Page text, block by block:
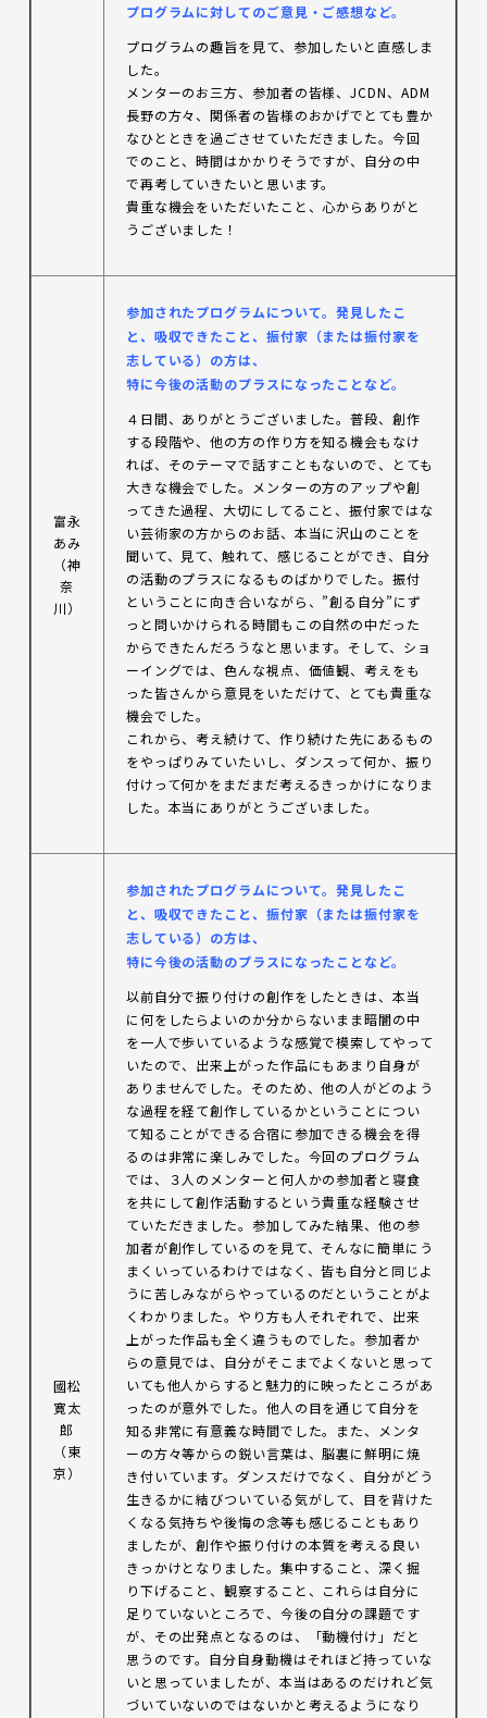
プログラムに対してのご意見・ご感想など。
プログラムの趣旨を見て、参加したいと直感しま
した。
メンターのお三方、参加者の皆様、JCDN、ADM
長野の方々、関係者の皆様のおかげでとても豊か
なひとときを過ごさせていただきました。今回
でのこと、時間はかかりそうですが、自分の中
で再考していきたいと思います。
貴重な機会をいただいたこと、心からありがと
うございました！
富永
あみ
（神
奈
川）
参加されたプログラムについて。発見したこ
と、吸収できたこと、振付家（または振付家を
志している）の方は、
特に今後の活動のプラスになったことなど。
４日間、ありがとうございました。普段、創作
する段階や、他の方の作り方を知る機会もなけ
れば、そのテーマで話すこともないので、とても
大きな機会でした。メンターの方のアップや創
ってきた過程、大切にしてること、振付家ではな
い芸術家の方からのお話、本当に沢山のことを
聞いて、見て、触れて、感じることができ、自分
の活動のプラスになるものばかりでした。振付
ということに向き合いながら、”創る自分”にず
っと問いかけられる時間もこの自然の中だった
からできたんだろうなと思います。そして、ショ
ーイングでは、色んな視点、価値観、考えをも
った皆さんから意見をいただけて、とても貴重な
機会でした。
これから、考え続けて、作り続けた先にあるもの
をやっぱりみていたいし、ダンスって何か、振り
付けって何かをまだまだ考えるきっかけになりま
した。本当にありがとうございました。
國松
寛太
郎
（東
京）
参加されたプログラムについて。発見したこ
と、吸収できたこと、振付家（または振付家を
志している）の方は、
特に今後の活動のプラスになったことなど。
以前自分で振り付けの創作をしたときは、本当
に何をしたらよいのか分からないまま暗闇の中
を一人で歩いているような感覚で模索してやって
いたので、出来上がった作品にもあまり自身が
ありませんでした。そのため、他の人がどのよう
な過程を経て創作しているかということについ
て知ることができる合宿に参加できる機会を得
るのは非常に楽しみでした。今回のプログラム
では、３人のメンターと何人かの参加者と寝食
を共にして創作活動するという貴重な経験させ
ていただきました。参加してみた結果、他の参
加者が創作しているのを見て、そんなに簡単にう
まくいっているわけではなく、皆も自分と同じよ
うに苦しみながらやっているのだということがよ
くわかりました。やり方も人それぞれで、出来
上がった作品も全く違うものでした。参加者か
らの意見では、自分がそこまでよくないと思って
いても他人からすると魅力的に映ったところがあ
ったのが意外でした。他人の目を通じて自分を
知る非常に有意義な時間でした。また、メンタ
ーの方々等からの鋭い言葉は、脳裏に鮮明に焼
き付いています。ダンスだけでなく、自分がどう
生きるかに結びついている気がして、目を背けた
くなる気持ちや後悔の念等も感じることもあり
ましたが、創作や振り付けの本質を考える良い
きっかけとなりました。集中すること、深く掘
り下げること、観察すること、これらは自分に
足りていないところで、今後の自分の課題です
が、その出発点となるのは、「動機付け」だと
思うのです。自分自身動機はそれほど持っていな
いと思っていましたが、本当はあるのだけれど気
づいていないのではないかと考えるようになり